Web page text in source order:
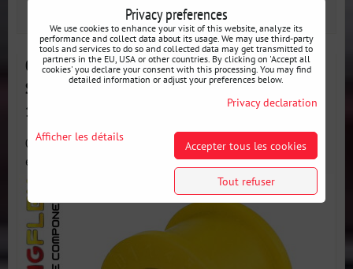
SELECT VARIANT
011450A : Silentbloc de barre stabilisatrice arrière
SPORT - Alfa Romeo 75 / Milano (85-92) type 161 /
162B
011450A : Barre stabilisatrice arrière SPORT - Silentblocs
en...
Privacy preferences
We use cookies to enhance your visit of this website, analyze its
performance and collect data about its usage. We may use third-party
tools and services to do so and collected data may get transmitted to
partners in the EU, USA or other countries. By clicking on 'Accept all
cookies' you declare your consent with this processing. You may find
detailed information or adjust your preferences below.
Privacy declaration
Afficher les détails
Accepter tous les cookies
Tout refuser